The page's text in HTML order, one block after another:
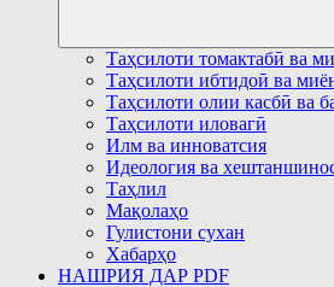
Таҳсилоти томактабӣ ва
Таҳсилоти ибтидоӣ ва
Таҳсилоти олии касбӣ ва
Таҳсилоти иловагӣ
Илм ва инноватсия
Идеология ва
Таҳлил
Мақолаҳо
Гулистони сухан
Хабарҳо
НАШРИЯ ДАР PDF